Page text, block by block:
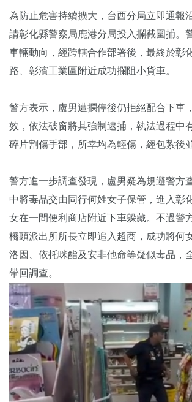
為防止危害持續擴大，台西分局立即通報
請彰化縣警察局鹿港分局投入攔截圍捕。
車輛動向，經跨轄合作部署後，最終於彰
路、彰濱工業區附近成功攔阻小貨車。
警方表示，盧男遭攔停後仍拒絕配合下車
效，依法破窗將其強制逮捕，執法過程中
碎片割傷手部，所幸均為輕傷，經包紮後
警方進一步調查發現，盧男疑為規避警方
中將毒品交由同行何姓女子保管，進入彰
女在一間便利商店附近下車躲藏。不過警
橋頭派出所所長立即追入超商，成功將何
洛因、依托咪酯及安非他命等疑似毒品，
帶回調查。